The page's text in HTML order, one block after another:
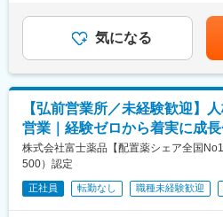
定成長を継続しています。今後
て成長が期待できる企業です。
変更の範囲：会社の定める業務
るため、社内でのデスクワーク
どとなります。また、外部のITベ
ため、関係者が多いのも当職種
ます。
【ポジションの魅力】
・長期間の研修を用意している
全く無い方でも立ち上りが可能と
・業界トップクラスの調剤システ
を通して最新の技術に触れること
・正社員登用は前提の採用です
＞※給与詳細は、年齢・スキルを
回■賞与：年2回賃金はあくまで
て上下する可能性があります。
です。
気になる
【弘前営業所／未経験歓迎】
営業｜経験ゼロから着実に成
株式会社富士薬品【配置薬シェア全国
500）認定
正社員 転勤なし 職種未経験歓迎